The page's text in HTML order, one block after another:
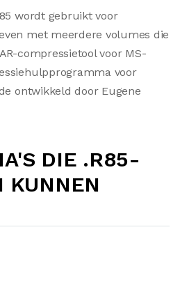
wordt gebruikt voor
met meerdere volumes die
compressietool voor MS-
voor
ontwikkeld door Eugene
DIE .R85-
KUNNEN